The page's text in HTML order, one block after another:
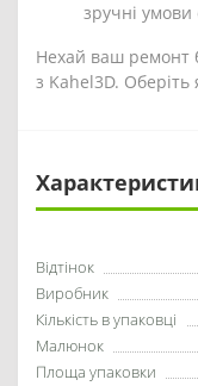
зручні умови
Нехай ваш ремонт
з Kahel3D. Оберіть
Відтінок
Виробник
Кількість в упаковці
Малюнок
Площа упаковки